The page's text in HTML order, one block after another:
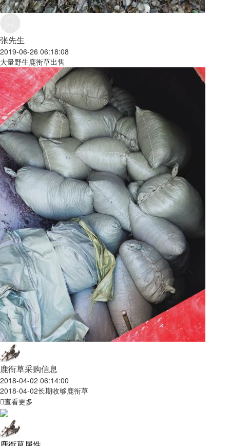
张先生
2019-06-26 06:18:08
大量野生鹿衔草出售
鹿衔草采购信息
2018-04-02 06:14:00
2018-04-02长期收够鹿衔草
查看更多